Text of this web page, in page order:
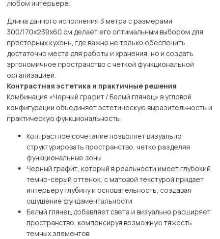
любом интерьере.
Длина данного исполнения 3 метра с размерами
300/170х239х60 см делает его оптимальным выбором для
просторных кухонь, где важно не только обеспечить
достаточно места для работы и хранения, но и создать
эргономичное пространство с четкой функциональной
организацией.
Контрастная эстетика и практичные решения
Комбинация «Черный графит / Белый глянец» в угловой
конфигурации объединяет эстетическую выразительность и
практическую функциональность:
Контрастное сочетание позволяет визуально
структурировать пространство, четко разделяя
функциональные зоны
Черный графит, который в реальности имеет глубокий
темно-серый оттенок, с матовой текстурой придает
интерьеру глубину и основательность, создавая
ощущение фундаментальности
Белый глянец добавляет света и визуально расширяет
пространство, компенсируя возможную тяжесть
темных элементов